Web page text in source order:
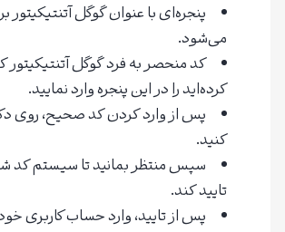
پنجره‌ای با عنوان گوگل آتنتیکیتور
می‌شود.
کد منحصر به فرد گوگل آتنتیکیتور
کرده‌اید را در این پنجره وارد نمایید.
پس از وارد کردن کد صحیح، روی
کنید.
سپس منتظر بمانید تا سیستم کد
تایید کند.
پس از تایید، وارد حساب کاربری